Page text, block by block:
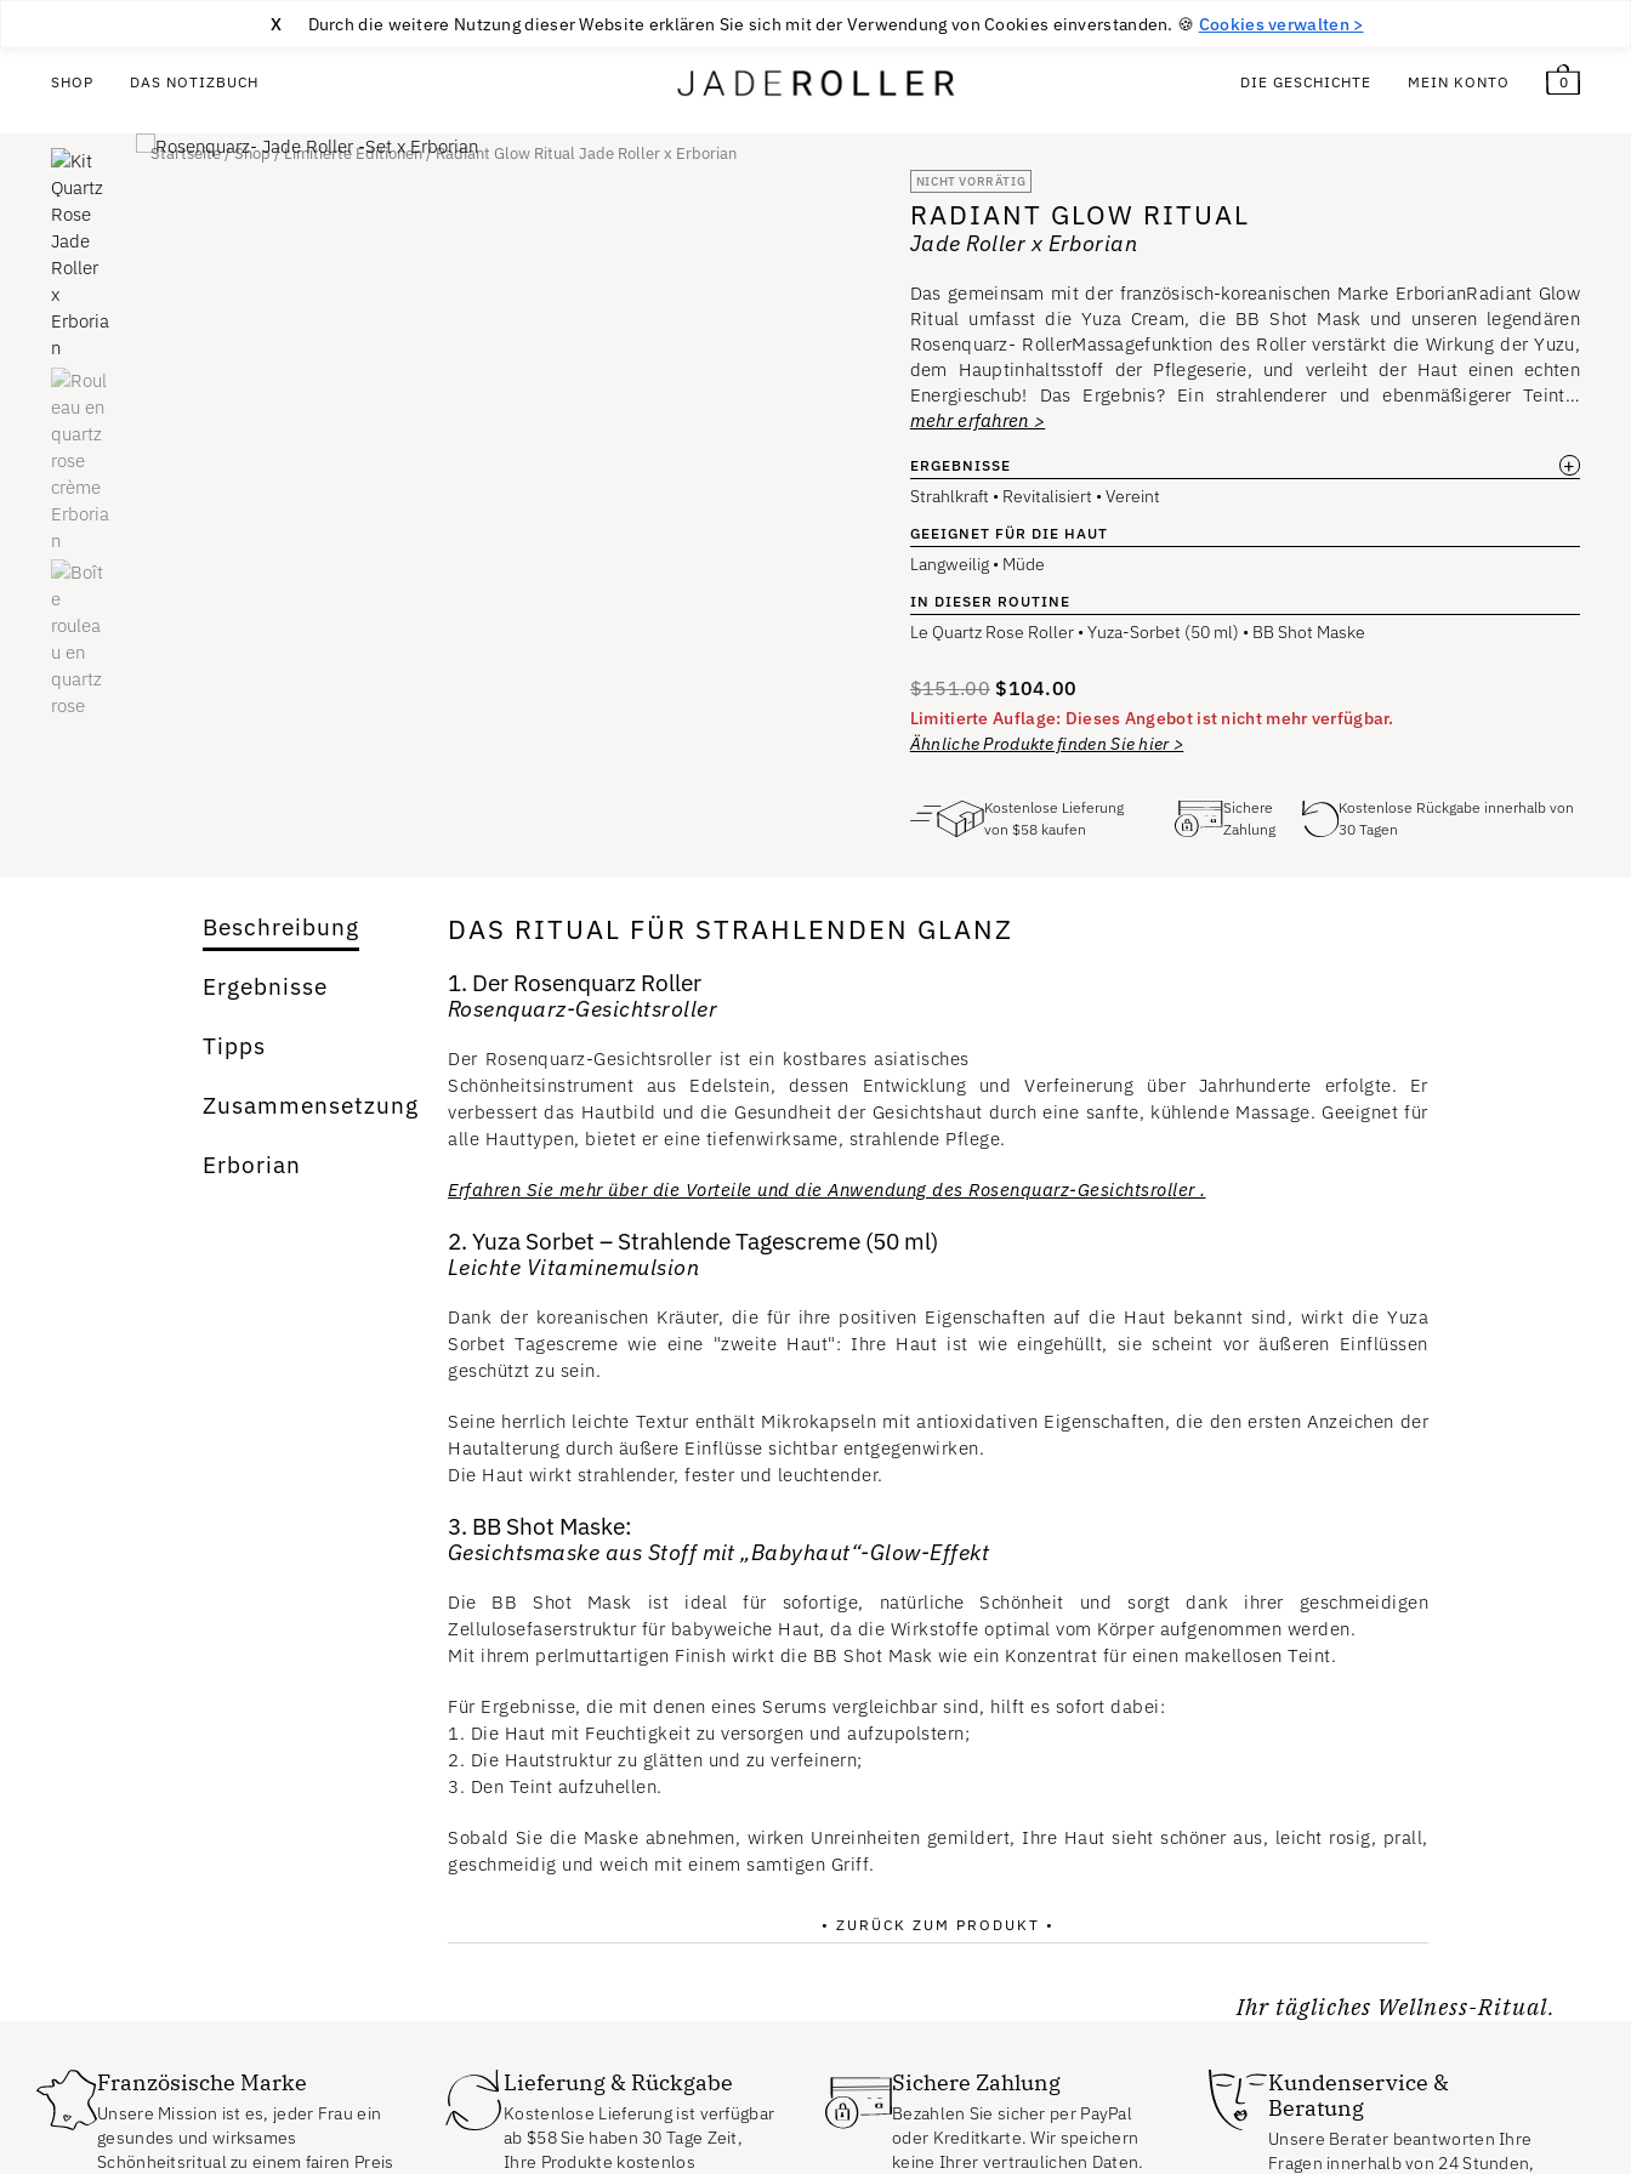
Durch die weitere Nutzung dieser Website erklären Sie sich mit der Verwendung von Cookies einverstanden. 🍪 Cookies verwalten >
X $58
KOSTENLOSE RÜCKSENDUNG INNERHALB VON 30 TAGEN
SHOP DAS NOTIZBUCH DIE GESCHICHTE MEIN KONTO 0
Startseite/Shop/Limitierte Editionen/Radiant Glow Ritual Jade Roller x Erborian
NICHT VORRÄTIG
RADIANT GLOW RITUAL
Jade Roller x Erborian
Das gemeinsam mit der französisch-koreanischen Marke ErborianRadiant Glow
Ritual umfasst die Yuza Cream, die BB Shot Mask und unseren legendären
Rosenquarz- RollerMassagefunktion des Roller verstärkt die Wirkung der Yuzu,
dem Hauptinhaltsstoff der Pflegeserie, und verleiht der Haut einen echten
Energieschub! Das Ergebnis? Ein strahlenderer und ebenmäßigerer Teint…
mehr erfahren >
ERGEBNISSE +
Strahlkraft • Revitalisiert • Vereint
GEEIGNET FÜR DIE HAUT
Langweilig • Müde
IN DIESER ROUTINE
Le Quartz Rose Roller • Yuza-Sorbet (50 ml) • BB Shot Maske
$151.00 $104.00
Limitierte Auflage: Dieses Angebot ist nicht mehr verfügbar.
Ähnliche Produkte finden Sie hier >
Kostenlose Lieferung
von$58 kaufen
Sichere
Zahlung
Kostenlose Rückgabe innerhalb von
30 Tagen
Beschreibung
Ergebnisse
Tipps
Zusammensetzung
Erborian
DAS RITUAL FÜR STRAHLENDEN GLANZ
1. Der Rosenquarz Roller
Rosenquarz-Gesichtsroller
Der Rosenquarz-Gesichtsroller ist ein kostbares asiatisches
Schönheitsinstrument aus Edelstein, dessen Entwicklung und Verfeinerung über Jahrhunderte erfolgte. Er
verbessert das Hautbild und die Gesundheit der Gesichtshaut durch eine sanfte, kühlende Massage. Geeignet für
alle Hauttypen, bietet er eine tiefenwirksame, strahlende Pflege.
Erfahren Sie mehr über die Vorteile und die Anwendung des Rosenquarz-Gesichtsroller .
2. Yuza Sorbet – Strahlende Tagescreme (50 ml)
Leichte Vitaminemulsion
Dank der koreanischen Kräuter, die für ihre positiven Eigenschaften auf die Haut bekannt sind, wirkt die Yuza
Sorbet Tagescreme wie eine "zweite Haut": Ihre Haut ist wie eingehüllt, sie scheint vor äußeren Einflüssen
geschützt zu sein.
Seine herrlich leichte Textur enthält Mikrokapseln mit antioxidativen Eigenschaften, die den ersten Anzeichen der
Hautalterung durch äußere Einflüsse sichtbar entgegenwirken.
Die Haut wirkt strahlender, fester und leuchtender.
3. BB Shot Maske:
Gesichtsmaske aus Stoff mit „Babyhaut“-Glow-Effekt
Die BB Shot Mask ist ideal für sofortige, natürliche Schönheit und sorgt dank ihrer geschmeidigen
Zellulosefaserstruktur für babyweiche Haut, da die Wirkstoffe optimal vom Körper aufgenommen werden.
Mit ihrem perlmuttartigen Finish wirkt die BB Shot Mask wie ein Konzentrat für einen makellosen Teint.
Für Ergebnisse, die mit denen eines Serums vergleichbar sind, hilft es sofort dabei:
1. Die Haut mit Feuchtigkeit zu versorgen und aufzupolstern;
2. Die Hautstruktur zu glätten und zu verfeinern;
3. Den Teint aufzuhellen.
Sobald Sie die Maske abnehmen, wirken Unreinheiten gemildert, Ihre Haut sieht schöner aus, leicht rosig, prall,
geschmeidig und weich mit einem samtigen Griff.
• ZURÜCK ZUM PRODUKT •
Ihr tägliches Wellness-Ritual.
Französische Marke
Unsere Mission ist es, jeder Frau ein
gesundes und wirksames
Schönheitsritual zu einem fairen Preis
Lieferung & Rückgabe
Kostenlose Lieferung ist verfügbar
ab $58Sie haben 30 Tage Zeit,
Ihre Produkte kostenlos
Sichere Zahlung
Bezahlen Sie sicher per PayPal
oder Kreditkarte. Wir speichern
keine Ihrer vertraulichen Daten.
Kundenservice &
Beratung
Unsere Berater beantworten Ihre
Fragen innerhalb von 24 Stunden,